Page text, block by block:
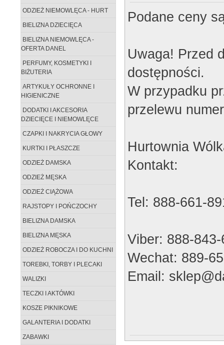
ODZIEŻ NIEMOWLĘCA - HURT
BIELIZNA DZIECIĘCA
BIELIZNA NIEMOWLĘCA -
OFERTA DANEL
PERFUMY, KOSMETYKI I
BIŻUTERIA
ARTYKUŁY OCHRONNE I
HIGIENICZNE
DODATKI I AKCESORIA
DZIECIĘCE I NIEMOWLĘCE
CZAPKI I NAKRYCIA GŁOWY
KURTKI I PŁASZCZE
ODZIEŻ DAMSKA
ODZIEŻ MĘSKA
ODZIEŻ CIĄŻOWA
RAJSTOPY I POŃCZOCHY
BIELIZNA DAMSKA
BIELIZNA MĘSKA
ODZIEŻ ROBOCZA I DO KUCHNI
TOREBKI, TORBY I PLECAKI
WALIZKI
TECZKI I AKTÓWKI
KOSZE PIKNIKOWE
GALANTERIA I DODATKI
ZABAWKI
Podane ceny
Uwaga! Przed
dostępności.
W przypadku
przelewu
Hurtownia
Kontakt:
Tel: 888-661-
Viber: 888-
Wechat: 889-
Email: